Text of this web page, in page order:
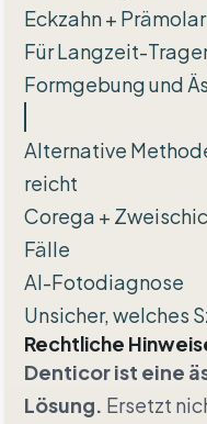
Eckzahn + Prämolar
Für Langzeit-
Formgebung und
Alternative
reicht
Corega +
Fälle
AI-Fotodiagnose
Unsicher, welches
Rechtliche
Denticor ist eine
Lösung. Ersetzt